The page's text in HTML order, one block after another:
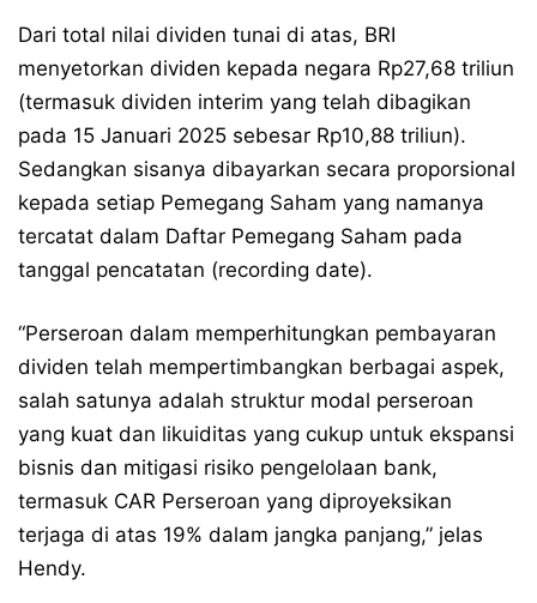
Dari total nilai dividen tunai di atas, BRI
menyetorkan dividen kepada negara Rp27,68 triliun
(termasuk dividen interim yang telah dibagikan
pada 15 Januari 2025 sebesar Rp10,88 triliun).
Sedangkan sisanya dibayarkan secara proporsional
kepada setiap Pemegang Saham yang namanya
tercatat dalam Daftar Pemegang Saham pada
tanggal pencatatan (recording date).
“Perseroan dalam memperhitungkan pembayaran
dividen telah mempertimbangkan berbagai aspek,
salah satunya adalah struktur modal perseroan
yang kuat dan likuiditas yang cukup untuk ekspansi
bisnis dan mitigasi risiko pengelolaan bank,
termasuk CAR Perseroan yang diproyeksikan
terjaga di atas 19% dalam jangka panjang,” jelas
Hendy.